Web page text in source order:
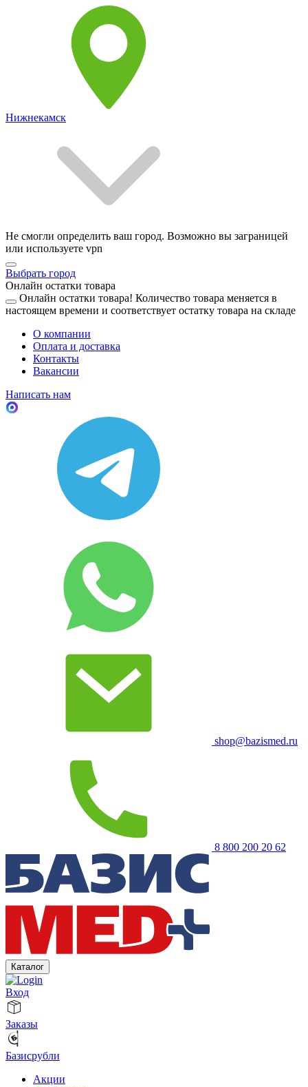
Нижнекамск
Не смогли определить ваш город. Возможно вы заграницей
или используете vpn
Выбрать город
Онлайн остатки товара
Онлайн остатки товара! Количество товара меняется в
настоящем времени и соответствует остатку товара на складе
О компании
Оплата и доставка
Контакты
Вакансии
Написать нам
shop@bazismed.ru
8 800 200 20 62
Каталог
Вход
Заказы
Базисрубли
Акции